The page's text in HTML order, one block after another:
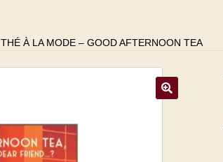
THÉ À LA MODE – GOOD AFTERNOON TEA